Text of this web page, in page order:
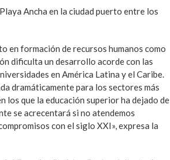
Ancha en la ciudad puerto entre los
en formación de recursos humanos como
dificulta un desarrollo acorde con las
en América Latina y el Caribe.
dramáticamente para los sectores más
los que la educación superior ha dejado de
se acrecentará si no atendemos
con el siglo XXI», expresa la